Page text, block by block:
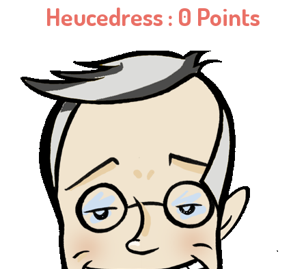
Heucedress : 0 Points